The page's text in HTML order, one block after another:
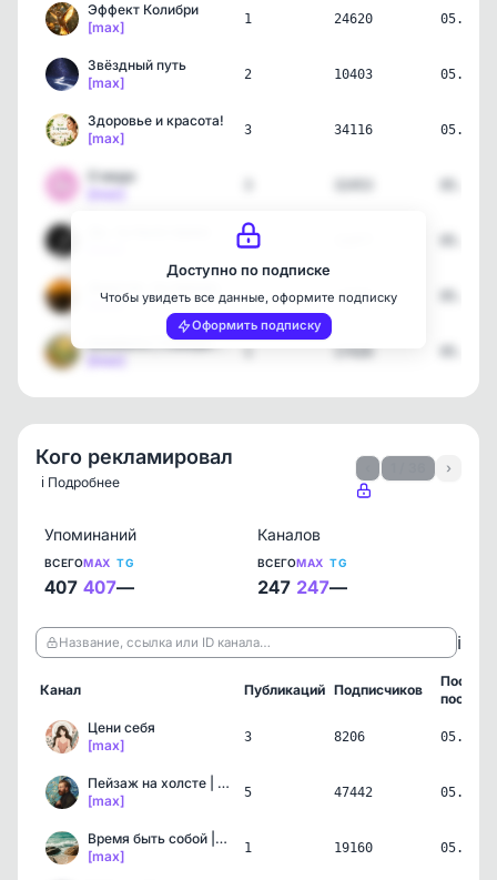
Эффект Колибри
[max]
1 24620
Звёздный путь
[max]
2 10403
Здоровье и красота!
[max]
3 34116
О моде
1
[max]
3 14784
Шамбала | Саморазвитие
1 17426
Доступно по подписке
Чтобы увидеть все данные, оформите подписку
Оформить подписку
Кого рекламировал
ℹ️ Подробнее
›
Упоминаний
ВСЕГО
407
MAX
407
TG
—
Каналов
ВСЕГО
247
MAX
247
TG
—
Название, ссылка или ID канала… ℹ️
Канал Публикаций Подписчиков
пост
Цени себя
[max]
3 8206
Пейзаж на холсте | Искус…
[max]
5 47442
Время быть собой | Самор…
[max]
1 19160